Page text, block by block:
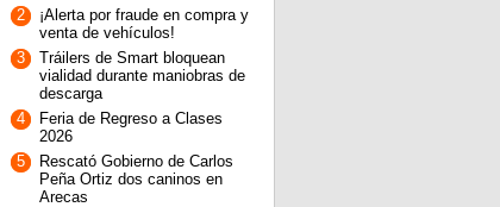
2
¡Alerta por fraude en compra y
venta de vehículos!
3
Tráilers de Smart bloquean
vialidad durante maniobras de
descarga
4
Feria de Regreso a Clases
2026
5
Rescató Gobierno de Carlos
Peña Ortiz dos caninos en
Arecas